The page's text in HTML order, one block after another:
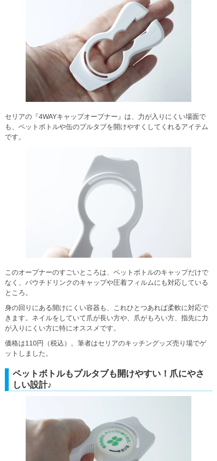
セリアの『4WAYキャップオープナー』は、力が入りにくい場面で
も、ペットボトルや缶のプルタブを開けやすくしてくれるアイテム
です。
このオープナーのすごいところは、ペットボトルのキャップだけで
なく、パウチドリンクのキャップや圧着フィルムにも対応している
ところ。
身の回りにある開けにくい容器も、これひとつあれば柔軟に対応で
きます。ネイルをしていて爪が長い方や、爪がもろい方、指先に力
が入りにくい方に特にオススメです。
価格は110円（税込）。筆者はセリアのキッチングッズ売り場でゲ
ットしました。
ペットボトルもプルタブも開けやすい！爪にやさ
しい設計♪